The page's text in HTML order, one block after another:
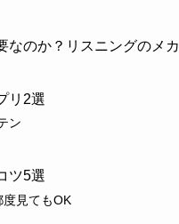
のか？リスニングのメ
リ2選
ン
ツ5選
度見てもOK